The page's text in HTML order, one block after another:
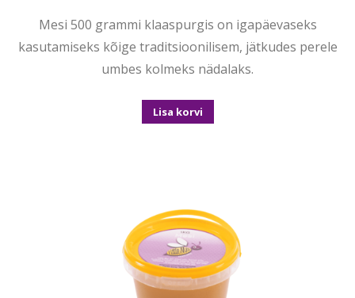
Mesi 500 grammi klaaspurgis on igapäevaseks
kasutamiseks kõige traditsioonilisem, jätkudes perele
umbes kolmeks nädalaks.
Lisa korvi